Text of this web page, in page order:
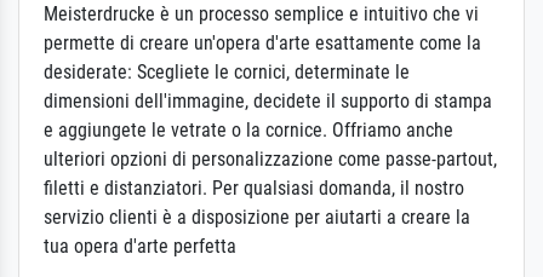
Meisterdrucke è un processo semplice e intuitivo che vi
permette di creare un'opera d'arte esattamente come la
desiderate: Scegliete le cornici, determinate le
dimensioni dell'immagine, decidete il supporto di stampa
e aggiungete le vetrate o la cornice. Offriamo anche
ulteriori opzioni di personalizzazione come passe-partout,
filetti e distanziatori. Per qualsiasi domanda, il nostro
servizio clienti è a disposizione per aiutarti a creare la
tua opera d'arte perfetta